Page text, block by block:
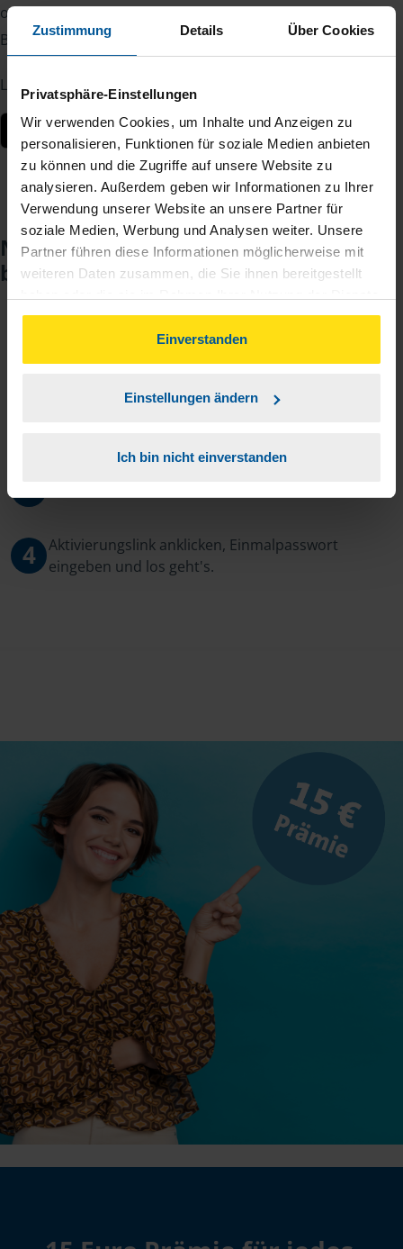
Zustimmung Details Über Cookies
Privatsphäre-Einstellungen
Wir verwenden Cookies, um Inhalte und Anzeigen zu
personalisieren, Funktionen für soziale Medien anbieten
zu können und die Zugriffe auf unsere Website zu
analysieren. Außerdem geben wir Informationen zu Ihrer
Verwendung unserer Website an unsere Partner für
soziale Medien, Werbung und Analysen weiter. Unsere
Partner führen diese Informationen möglicherweise mit
weiteren Daten zusammen, die Sie ihnen bereitgestellt
gesammelt haben. Indem Sie auf Einverstanden klicken,
können Sie der Verwendung von Cookies, gemäß
unserer
Einverstanden
Einstellungen ändern
Ich bin nicht einverstanden
oder lesen Sie Nachrichten von Ihrer Beraterin oder Ihrem
Berater – jederzeit und von überall.
Laden Sie die App kostenlos herunter:
Noch keinen Zugang? So einfach
beantragen Sie ihn.
Sie teilen mir mit, dass Sie MeineVLH nutzen
wollen.
Sie bekommen eine E-Mail mit Ihren Zugangsdaten
4
Aktivierungslink anklicken, Einmalpasswort
eingeben und los geht's.